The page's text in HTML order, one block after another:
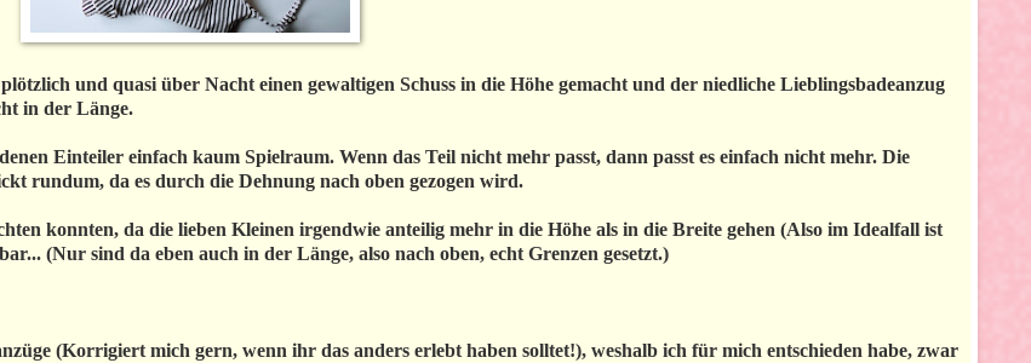
und quasi über Nacht einen gewaltigen Schuss in die Höhe gemacht und der niedliche Lieblingsbadeanzug
in der Länge.
Einteiler einfach kaum Spielraum. Wenn das Teil nicht mehr passt, dann passt es einfach nicht mehr. Die
rundum, da es durch die Dehnung nach oben gezogen wird.
konnten, da die lieben Kleinen irgendwie anteilig mehr in die Höhe als in die Breite gehen (Also im Idealfall ist
(Nur sind da eben auch in der Länge, also nach oben, echt Grenzen gesetzt.)
(Korrigiert mich gern, wenn ihr das anders erlebt haben solltet!), weshalb ich für mich entschieden habe, zwar